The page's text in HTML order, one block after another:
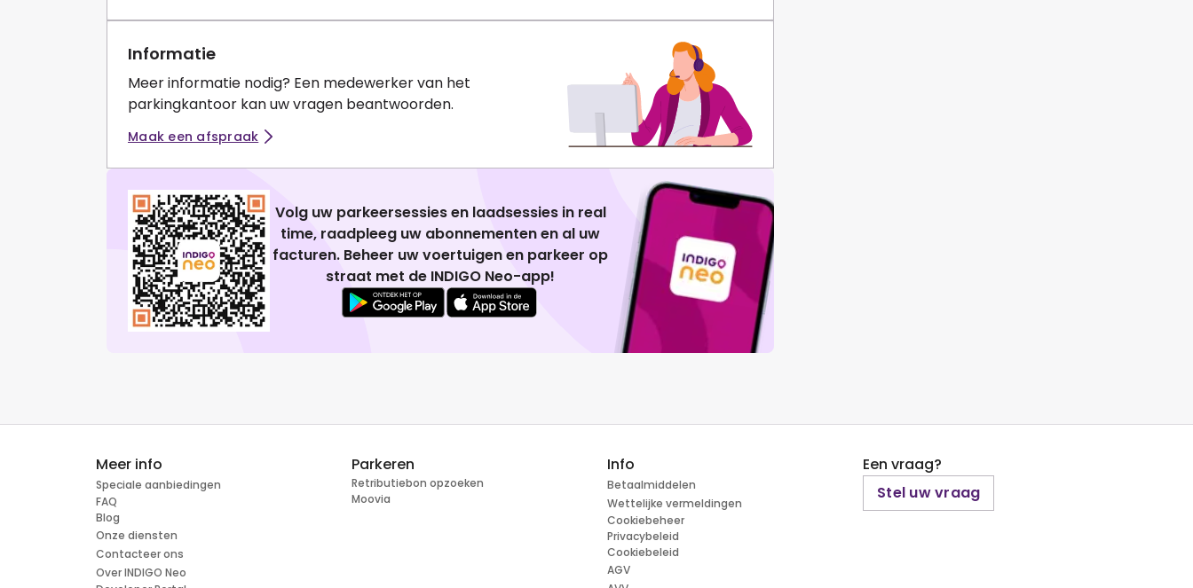
Informatie
Meer informatie nodig? Een medewerker van het
parkingkantoor kan uw vragen beantwoorden.
Maak een afspraak
Volg uw parkeersessies en laadsessies in real
time, raadpleeg uw abonnementen en al uw
facturen. Beheer uw voertuigen en parkeer op
straat met de INDIGO Neo-app!
Meer info
Speciale aanbiedingen
FAQ
Blog
Onze diensten
Contacteer ons
Over INDIGO Neo
Parkeren
Retributiebon opzoeken
Moovia
Info
Betaalmiddelen
Wettelijke vermeldingen
Cookiebeheer
Privacybeleid
Cookiebeleid
AGV
Een vraag?
Stel uw vraag